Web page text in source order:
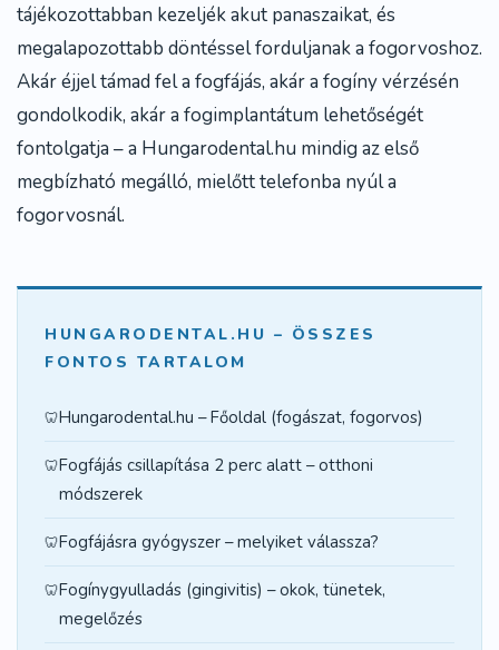
tájékozottabban kezeljék akut panaszaikat, és
megalapozottabb döntéssel forduljanak a fogorvoshoz.
Akáréjjel támad fel a fogfájás, akár a fogíny vérzésén
gondolkodik, akár a fogimplantátum lehetőségét
fontolgatja – a Hungarodental.hu mindig az első
megbízható megálló, mielőtt telefonba nyúl a
fogorvosnál.
HUNGARODENTAL.HU – ÖSSZES
FONTOS TARTALOM
Hungarodental.hu – Főoldal (fogászat, fogorvos)
Fogfájás csillapítása 2 perc alatt – otthoni
módszerek
Fogfájásra gyógyszer – melyiket válassza?
Fogínygyulladás (gingivitis) – okok, tünetek,
megelőzés